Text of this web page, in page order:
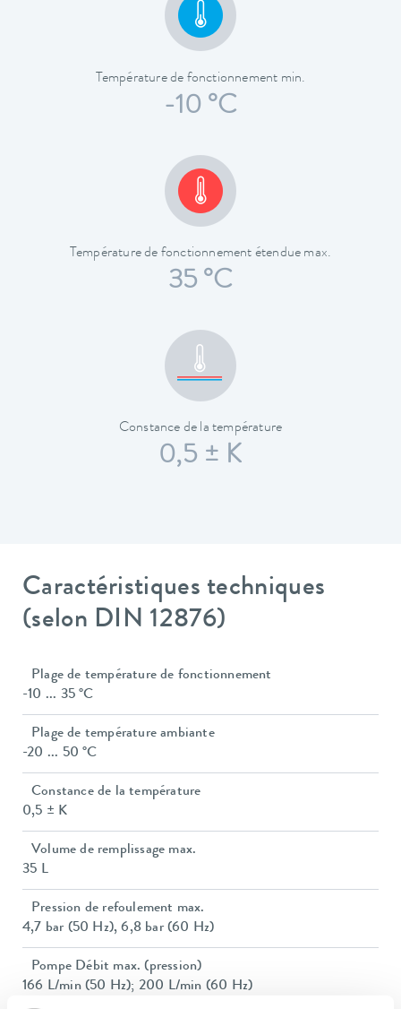
Température de fonctionnement min.
-10 °C
Température de fonctionnement étendue max.
35 °C
Constance de la température
0,5 ± K
Caractéristiques techniques
(selon DIN 12876)
Plage de température de fonctionnement
-10 ... 35 °C
Plage de température ambiante
-20 ... 50 °C
Constance de la température
0,5 ± K
Volume de remplissage max.
35 L
Pression de refoulement max.
4,7 bar (50 Hz), 6,8 bar (60 Hz)
Pompe Débit max. (pression)
166 L/min (50 Hz); 200 L/min (60 Hz)